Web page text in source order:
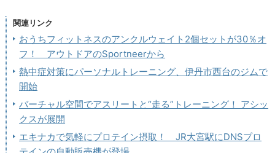
関連リンク
おうちフィットネスのアンクルウェイト2個セットが30％オ
フ！ アウトドアのSportneerから
熱中症対策にパーソナルトレーニング、伊丹市西台のジムで
開始
バーチャル空間でアスリートと“走る”トレーニング！ アシッ
クスが展開
エキナカで気軽にプロテイン摂取！ JR大宮駅にDNSプロ